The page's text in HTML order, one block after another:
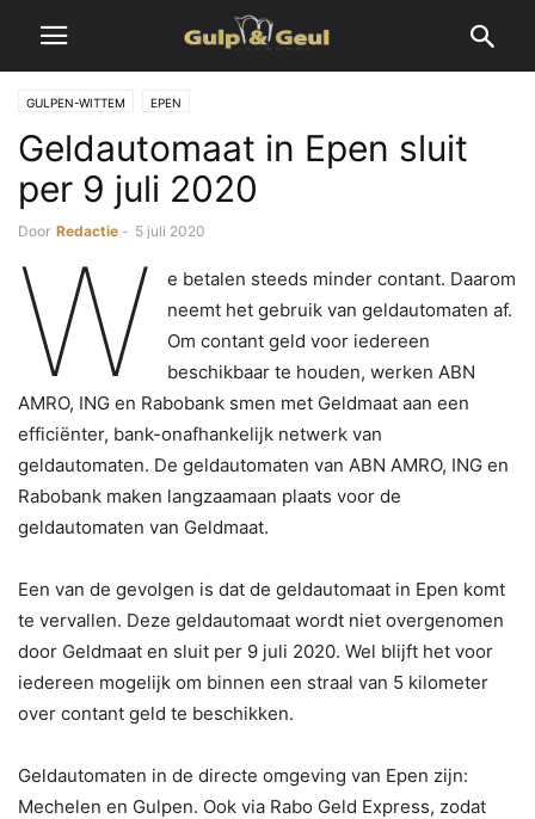
GULPEN-WITTEM EPEN
Geldautomaat in Epen sluit
per 9 juli 2020
Door Redactie - 5 juli 2020
W
e betalen steeds minder contant. Daarom
neemt het gebruik van geldautomaten af.
Om contant geld voor iedereen
beschikbaar te houden, werken ABN
AMRO, ING en Rabobank smen met Geldmaat aan een
efficiënter, bank-onafhankelijk netwerk van
geldautomaten. De geldautomaten van ABN AMRO, ING en
Rabobank maken langzaamaan plaats voor de
geldautomaten van Geldmaat.
Een van de gevolgen is dat de geldautomaat in Epen komt
te vervallen. Deze geldautomaat wordt niet overgenomen
door Geldmaat en sluit per 9 juli 2020. Wel blijft het voor
iedereen mogelijk om binnen een straal van 5 kilometer
over contant geld te beschikken.
Geldautomaten in de directe omgeving van Epen zijn:
Mechelen en Gulpen. Ook via Rabo Geld Express, zodat